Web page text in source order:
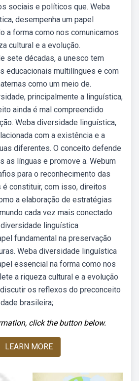
sociais e políticos que. Weba
desempenha um papel
a forma como nos comunicamos
cultural e a evolução.
sete décadas, a unesco tem
educacionais multilíngues e com
como um meio de.
principalmente a linguística,
ainda é mal compreendido
Weba diversidade linguística,
com a existência e a
diferentes. O conceito defende
as línguas e promove a. Webum
para o reconhecimento das
é constituir, com isso, direitos
a elaboração de estratégias
cada vez mais conectado
linguística
fundamental na preservação
Weba diversidade linguística
essencial na forma como nos
a riqueza cultural e a evolução
os reflexos do preconceito
brasileira;
click the button below.
LEARN MORE